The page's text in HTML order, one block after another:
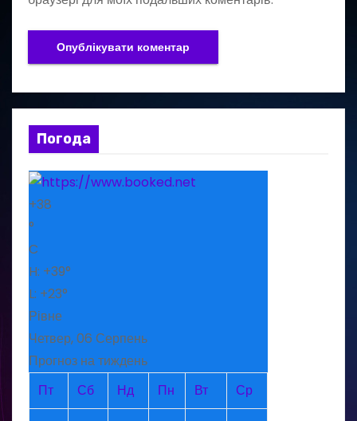
Погода
+38
°
C
H: +39°
L: +23°
Рівне
Четвер, 06 Серпень
Прогноз на тиждень
Пт
Сб Нд Пн Вт Ср